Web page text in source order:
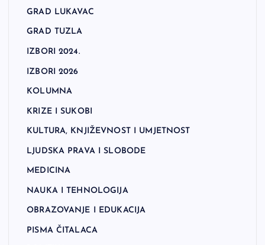
GRAD LUKAVAC
GRAD TUZLA
IZBORI 2024.
IZBORI 2026
KOLUMNA
KRIZE I SUKOBI
KULTURA, KNJIŽEVNOST I UMJETNOST
LJUDSKA PRAVA I SLOBODE
MEDICINA
NAUKA I TEHNOLOGIJA
OBRAZOVANJE I EDUKACIJA
PISMA ČITALACA